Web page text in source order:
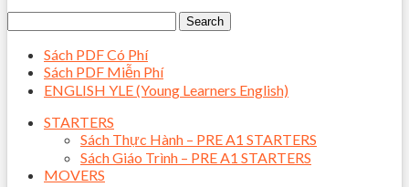
Sách PDF Có Phí
Sách PDF Miễn Phí
ENGLISH YLE (Young Learners English)
STARTERS
Sách Thực Hành – PRE A1 STARTERS
Sách Giáo Trình – PRE A1 STARTERS
MOVERS